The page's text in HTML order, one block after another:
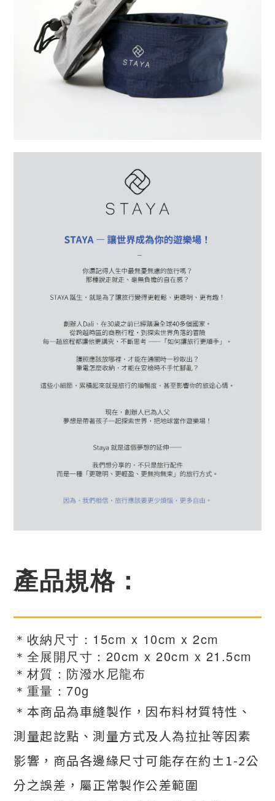
產品規格 ：
＊收納尺寸：15cm x 10cm x 2cm
＊全展開尺寸：20cm x 20cm x 21.5cm
＊材質：防潑水尼龍布
＊重量：70g
＊ 本商品為車縫製作，因布料材質特性、
測量起訖點、測量方式及人為拉扯等因素
影響，商品各邊緣尺寸可能存在約±1-2公
分之誤差，屬正常製作公差範圍